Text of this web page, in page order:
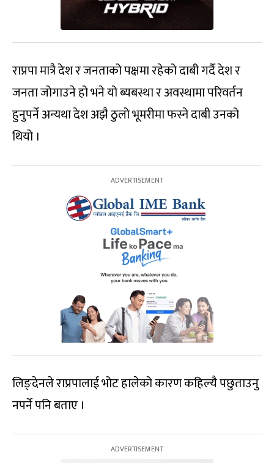
राप्रपा मात्रै देश र जनताको पक्षमा रहेको दाबी गर्दै देश र
जनता जोगाउने हो भने यो ब्यबस्था र अवस्थामा परिवर्तन
हुनुपर्ने अन्यथा देश अझै ठुलो भूमरीमा फस्ने दाबी उनको
थियो ।
लिङ्देनले राप्रपालाई भोट हालेको कारण कहिल्यै पछुताउनु
नपर्ने पनि बताए ।